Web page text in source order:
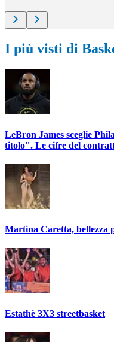
I più visti di
LeBron James sceglie
titolo". Le cifre del
Martina Caretta, bellezza
Estathè 3X3 streetbasket